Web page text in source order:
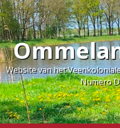
Ga
naar
de
inhoud
Website van het
Numero